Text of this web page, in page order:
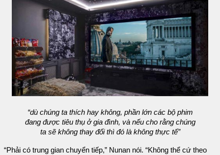
“dù chúng ta thích hay không, phần lớn các bộ phim
đang được tiêu thụ ở gia đình, và nếu cho rằng chúng
ta sẽ không thay đổi thì đó là không thực tế”
“Phải có trung gian chuyển tiếp,” Nunan nói. “Không thể cứ theo